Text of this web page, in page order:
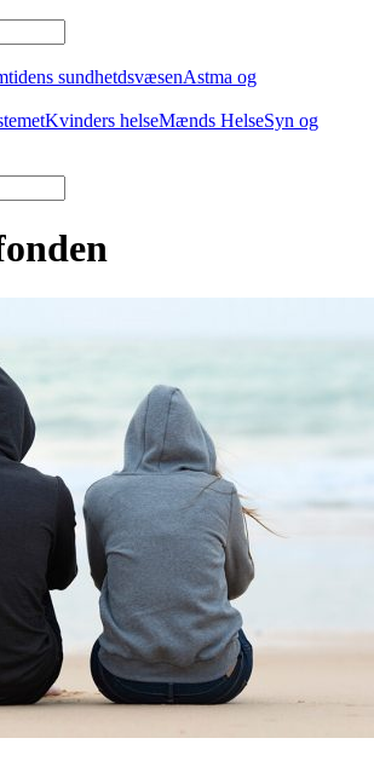
sundhetdsvæsenAstma og
Kvinders helseMænds HelseSyn og